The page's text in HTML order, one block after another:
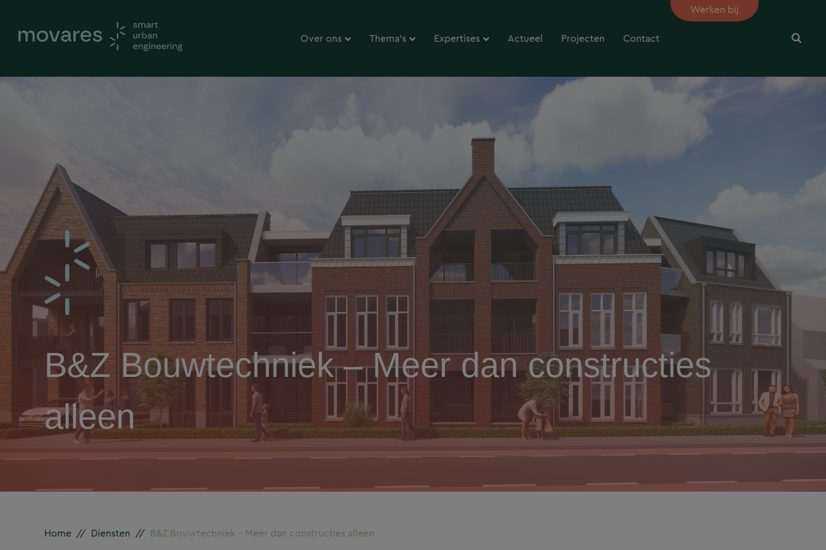
Over ons Thema’s Expertises Actueel Projecten Contact
Werken bij
B&Z Bouwtechniek – Meer dan constructies
alleen
Home // Diensten // B&Z Bouwtechniek – Meer dan constructies alleen